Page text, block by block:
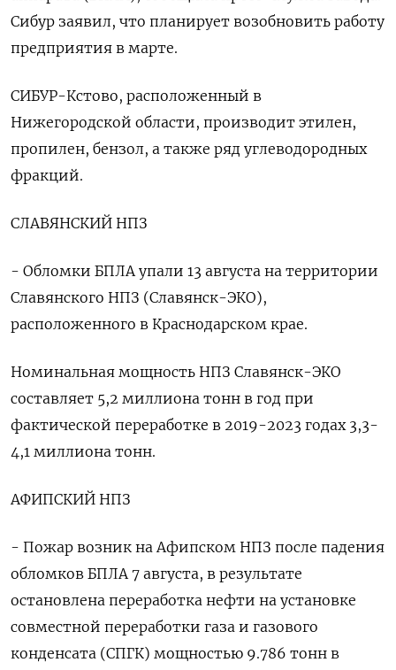
Сибур заявил, что планирует возобновить работу
предприятия в марте.
СИБУР-Кстово, расположенный в
Нижегородской области, производит этилен,
пропилен, бензол, а также ряд углеводородных
фракций.
СЛАВЯНСКИЙ НПЗ
- Обломки БПЛА упали 13 августа на территории
Славянского НПЗ (Славянск-ЭКО),
расположенного в Краснодарском крае.
Номинальная мощность НПЗ Славянск-ЭКО
составляет 5,2 миллиона тонн в год при
фактической переработке в 2019-2023 годах 3,3-
4,1 миллиона тонн.
АФИПСКИЙ НПЗ
- Пожар возник на Афипском НПЗ после падения
обломков БПЛА 7 августа, в результате
остановлена переработка нефти на установке
совместной переработки газа и газового
конденсата (СПГК) мощностью 9.786 тонн в